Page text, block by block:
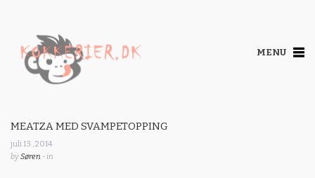
MENU
MEATZA MED SVAMPETOPPING
juli 13 , 2014
bySøren - in